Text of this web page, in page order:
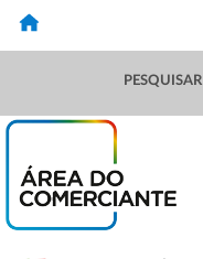
PESQUISAR